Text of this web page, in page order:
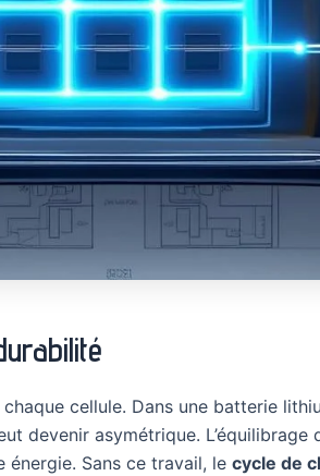
cellule. Dans une batterie
devenir asymétrique.
Sans ce travail, le cycle de